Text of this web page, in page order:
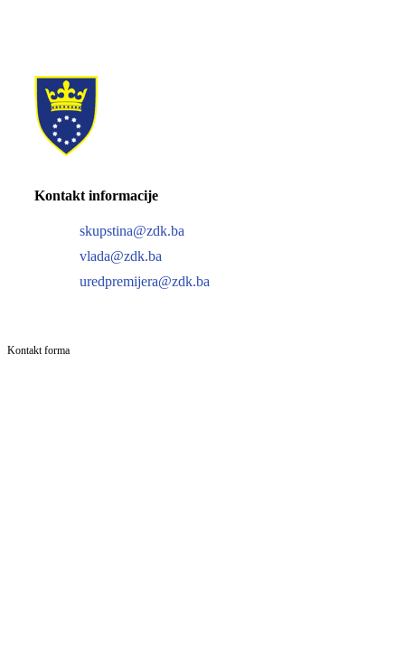
Kontakt informacije
skupstina@zdk.ba
vlada@zdk.ba
uredpremijera@zdk.ba
Kontakt forma